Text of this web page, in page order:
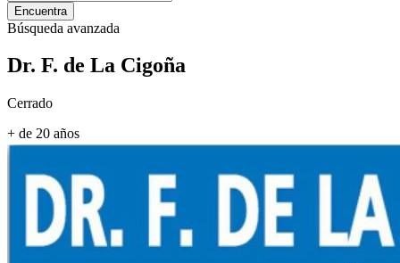
Encuentra
Búsqueda avanzada
Dr. F. de La Cigoña
Cerrado
+ de 20 años